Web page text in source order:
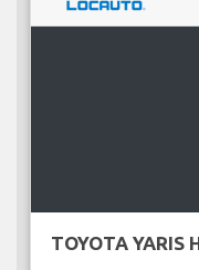
TOYOTA YARIS